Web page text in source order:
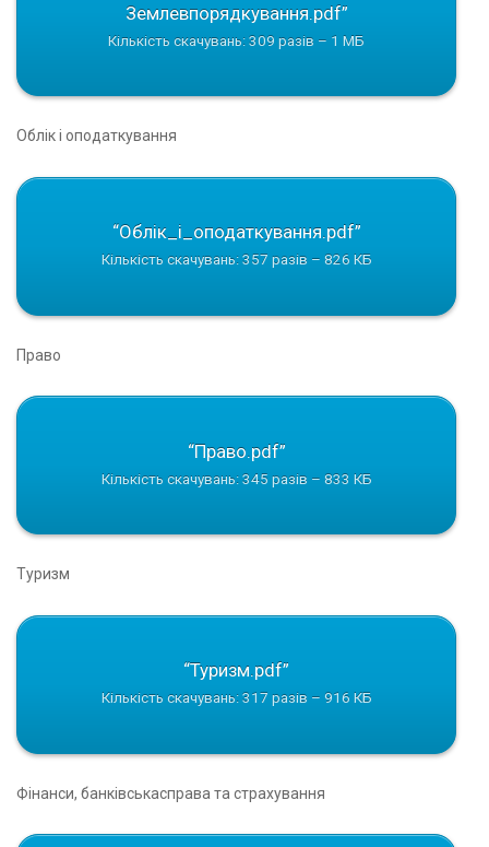
Землевпорядкування.pdf”
Кількість скачувань: 309 разів – 1 МБ
Облiк i оподаткування
“Облiк_i_оподаткування.pdf”
Кількість скачувань: 357 разів – 826 КБ
Право
“Право.pdf”
Кількість скачувань: 345 разів – 833 КБ
Туризм
“Туризм.pdf”
Кількість скачувань: 317 разів – 916 КБ
Фiнанси, банкiвськасправа та страхування